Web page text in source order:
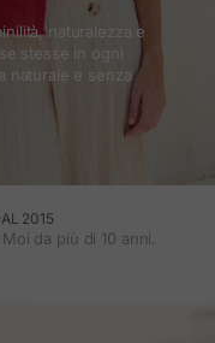
naturalezza e
stesse in ogni
naturale e senza
2015
da più di 10 anni.